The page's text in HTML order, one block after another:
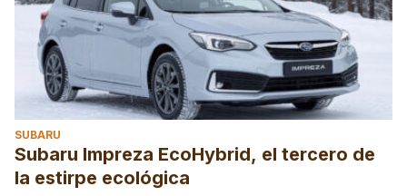
SUBARU
Subaru Impreza EcoHybrid, el tercero de
la estirpe ecológica